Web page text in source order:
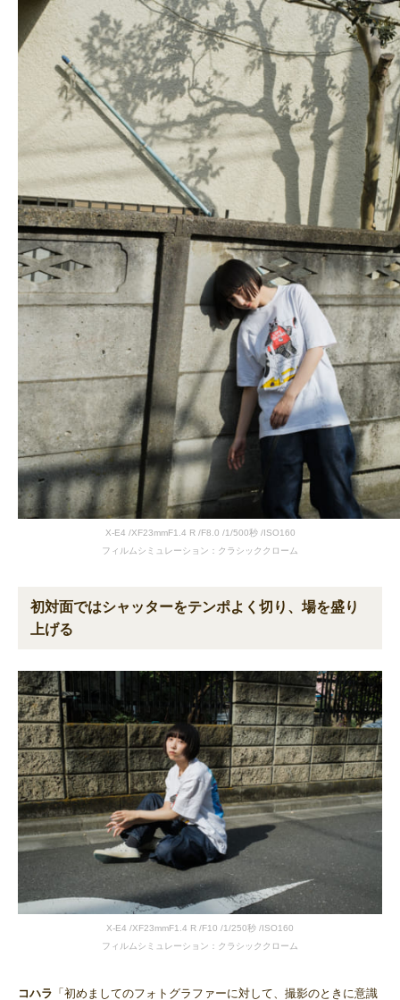
X-E4 /XF23mmF1.4 R /F8.0 /1/500秒 /ISO160
フィルムシミュレーション：クラシッククローム
初対面ではシャッターをテンポよく切り、場を盛り
上げる
X-E4 /XF23mmF1.4 R /F10 /1/250秒 /ISO160
フィルムシミュレーション：クラシッククローム
コハラ 「初めましてのフォトグラファーに対して、撮影のときに意識